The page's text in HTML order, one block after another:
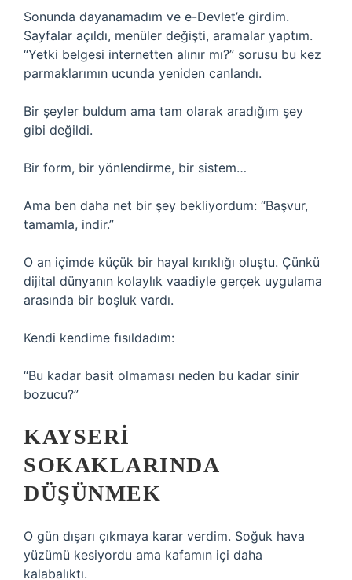
Sonunda dayanamadım ve e-Devlet’e girdim.
Sayfalar açıldı, menüler değişti, aramalar yaptım.
“Yetki belgesi internetten alınır mı?” sorusu bu kez
parmaklarımın ucunda yeniden canlandı.
Bir şeyler buldum ama tam olarak aradığım şey
gibi değildi.
Bir form, bir yönlendirme, bir sistem…
Ama ben daha net bir şey bekliyordum: “Başvur,
tamamla, indir.”
O an içimde küçük bir hayal kırıklığı oluştu. Çünkü
dijital dünyanın kolaylık vaadiyle gerçek uygulama
arasında bir boşluk vardı.
Kendi kendime fısıldadım:
“Bu kadar basit olmaması neden bu kadar sinir
bozucu?”
KAYSERI
SOKAKLARINDA
DÜŞÜNMEK
O gün dışarı çıkmaya karar verdim. Soğuk hava
yüzümü kesiyordu ama kafamın içi daha
kalabalıktı.